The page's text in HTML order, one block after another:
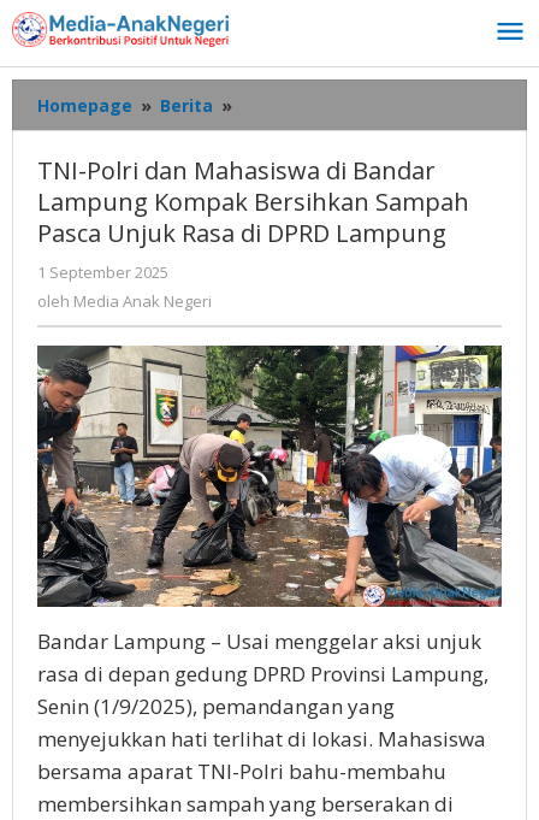
Lewati
ke
konten
Homepage » Berita »
Polri
Mahasiswa
di
Bandar
Sampah
Pasca
Unjuk
Rasa
di
DPRD
Lampung
TNI-Polri dan Mahasiswa di Bandar
Lampung Kompak Bersihkan Sampah
Pasca Unjuk Rasa di DPRD Lampung
1 September 2025
Media
Anak
oleh Media Anak Negeri
Bandar Lampung – Usai menggelar aksi unjuk
rasa di depan gedung DPRD Provinsi Lampung,
Senin (1/9/2025), pemandangan yang
menyejukkan hati terlihat di lokasi. Mahasiswa
bersama aparat TNI-Polri bahu-membahu
membersihkan sampah yang berserakan di